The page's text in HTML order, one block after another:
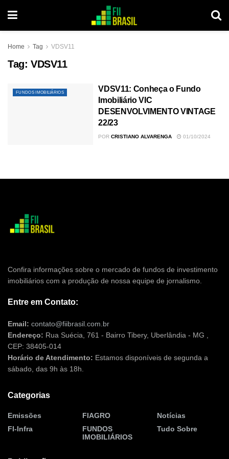
Home Tag VDSV11
Tag: VDSV11
FUNDOS IMOBILIÁRIOS
VDSV11: Conheça o Fundo
Imobiliário VIC
DESENVOLVIMENTO VINTAGE
22/23
POR CRISTIANO ALVARENGA 01/10/2024
Confira informações sobre o mercado de fundos de investimento
imobiliários com a produção de nossa equipe de jornalismo.
Entre em Contato:
Email: contato@fiibrasil.com.br
Endereço: Rua Suécia, 761 - Bairro Tibery, Uberlândia - MG ,
CEP: 38405-014
Horário de Atendimento: Estamos disponíveis de segunda a
sábado, das 9h às 18h.
Categorias
Emissões
FI-Infra
FIAGRO
FUNDOS
IMOBILIÁRIOS
Notícias
Tudo Sobre